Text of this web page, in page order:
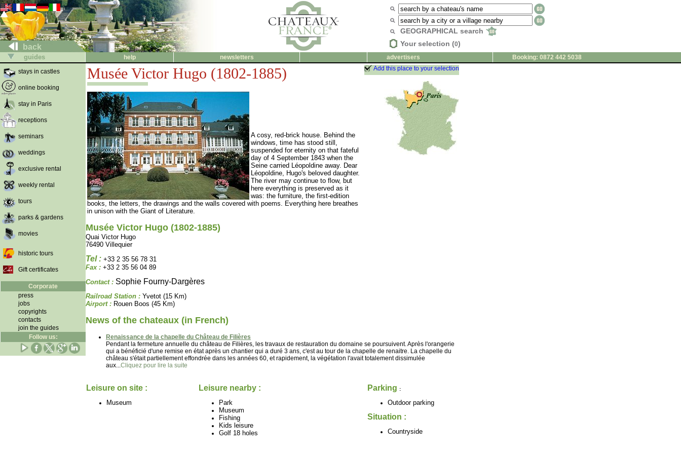
back
GEOGRAPHICAL search
Your selection (0)
guides help newsletters advertisers
Booking: 0872 442 5038
stays in castles
online booking
stay in Paris
receptions
seminars
weddings
exclusive rental
weekly rental
tours
parks & gardens
movies
historic tours
Gift certificates
Corporate
press
jobs
copyrights
contacts
join the guides
Follow us:
Musée Victor Hugo (1802-1885)
A cosy, red-brick house. Behind the
windows, time has stood still,
suspended for eternity on that fateful
day of 4 September 1843 when the
Seine carried Léopoldine away. Dear
Léopoldine, Hugo's beloved daughter.
The river may continue to flow, but
here everything is preserved as it
was: the furniture, the first-edition
books, the letters, the drawings and the walls covered with poems. Everything here breathes
in unison with the Giant of Literature.
Add this place to your selection
Musée Victor Hugo (1802-1885)
Quai Victor Hugo
76490 Villequier
Tel : +33 2 35 56 78 31
Fax : +33 2 35 56 04 89
Contact : Sophie Fourny-Dargères
Railroad Station : Yvetot (15 Km)
Airport : Rouen Boos (45 Km)
News of the chateaux (in French)
Renaissance de la chapelle du Château de Filières
Pendant la fermeture annuelle du château de Filières, les travaux de restauration du domaine se poursuivent. Après l'orangerie
qui a bénéficié d'une remise en état après un chantier qui a duré 3 ans, c'est au tour de la chapelle de renaitre. La chapelle du
château s'était partiellement effondrée dans les années 60, et rapidement, la végétation l'avait totalement dissimulée
aux...Cliquez pour lire la suite
Leisure on site :
Museum
Leisure nearby :
Park
Museum
Fishing
Kids leisure
Golf 18 holes
Parking :
Outdoor parking
Situation :
Countryside